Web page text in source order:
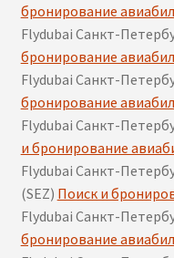
бронирование
Flydubai Санкт-
бронирование
Flydubai Санкт-
бронирование
Flydubai Санкт-
и бронирование
Flydubai Санкт-
(SEZ) Поиск и
Flydubai Санкт-
бронирование